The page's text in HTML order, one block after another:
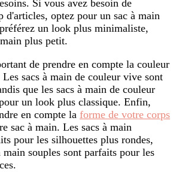
Si vous avez besoin de
d'articles, optez pour un sac à main
un look plus minimaliste,
plus petit.
de prendre en compte la couleur
sacs à main de couleur vive sont
que les sacs à main de couleur
un look plus classique. Enfin,
en compte la forme de votre corps
sac à main. Les sacs à main
pour les silhouettes plus rondes,
main souples sont parfaits pour les